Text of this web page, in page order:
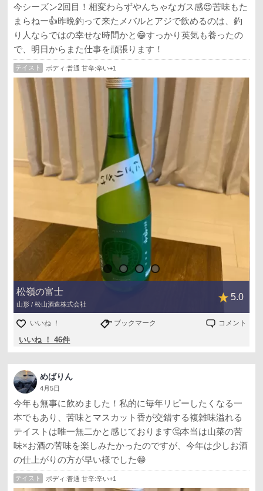
今シーズン2回目！相変わらずやんちゃなガス感😍苦味もた
まらねー👍昨晩釣って来たメバルとアジで飲めるのは、釣
り人ならではの幸せな時間かと😁すっかり英気も養ったの
で、明日からまた仕事を頑張ります！
テイスト ボディ:普通 甘辛:辛い+1
松嶺の富士
山形 / 松山酒造株式会社
5.0
いいね ！ ブックマーク コメント
いいね ！ 46件
めばりん
4月5日
今年も無事に飲めました！私的に毎年リピーしたくなる一
本でもあり、苦味とマスカット香が交錯する複雑味溢れる
テイストは唯一無二かと感じております🤔本当は山菜の苦
味×お酒の苦味を楽しみたかったのですが、今年は少しお酒
の仕上がりの方が早い様でした😁
テイスト ボディ:普通 甘辛:辛い+1